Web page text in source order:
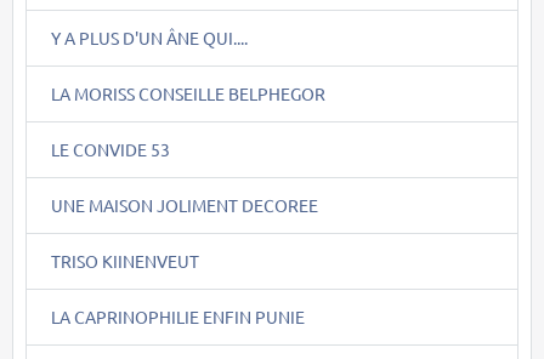
Y A PLUS D'UN ÂNE QUI....
LA MORISS CONSEILLE BELPHEGOR
LE CONVIDE 53
UNE MAISON JOLIMENT DECOREE
TRISO KIINENVEUT
LA CAPRINOPHILIE ENFIN PUNIE